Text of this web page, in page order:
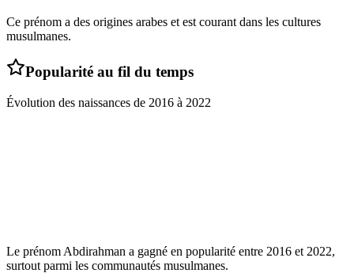
Ce prénom a des origines arabes et est courant dans les cultures
musulmanes.
Popularité au fil du temps
Évolution des naissances de 2016 à 2022
Le prénom Abdirahman a gagné en popularité entre 2016 et 2022,
surtout parmi les communautés musulmanes.